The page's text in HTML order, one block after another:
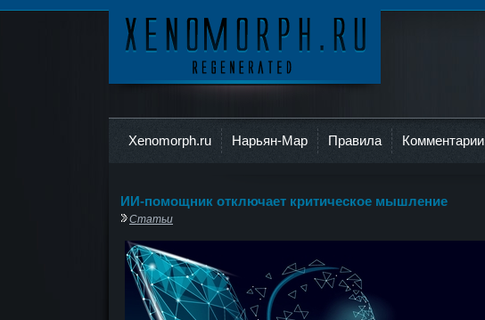
Xenomorph.ru Нарьян-Мар Правила Комментарии
ИИ-помощник отключает критическое мышление
Статьи